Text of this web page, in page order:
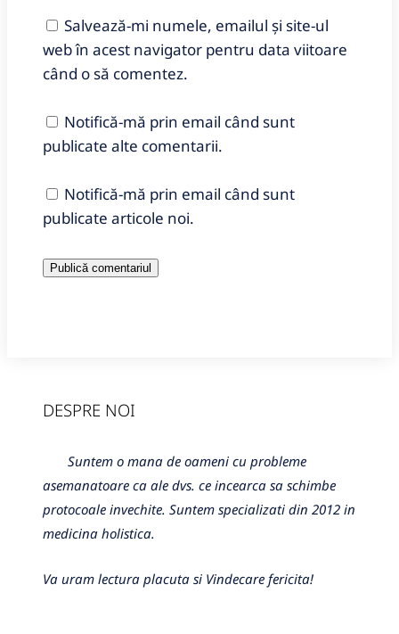
Salvează-mi numele, emailul și site-ul
web în acest navigator pentru data viitoare
când o să comentez.
Notifică-mă prin email când sunt
publicate alte comentarii.
Notifică-mă prin email când sunt
publicate articole noi.
DESPRE NOI
Suntem o mana de oameni cu probleme
asemanatoare ca ale dvs. ce incearca sa schimbe
protocoale invechite. Suntem specializati din 2012 in
medicina holistica.
Va uram lectura placuta si Vindecare fericita!